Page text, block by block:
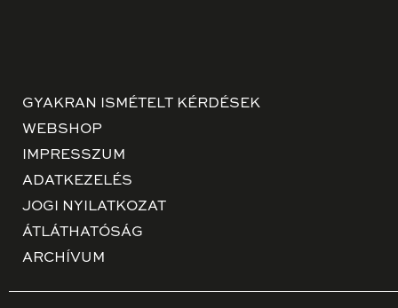
GYAKRAN ISMÉTELT KÉRDÉSEK
WEBSHOP
IMPRESSZUM
ADATKEZELÉS
JOGI NYILATKOZAT
ÁTLÁTHATÓSÁG
ARCHÍVUM